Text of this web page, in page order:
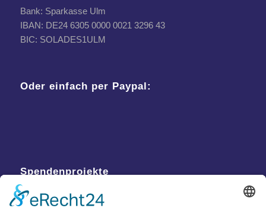
Bank: Sparkasse Ulm
IBAN: DE24 6305 0000 0021 3296 43
BIC: SOLADES1ULM
Oder einfach per Paypal:
Spendenprojekte